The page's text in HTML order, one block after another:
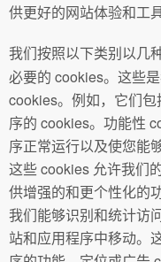
供更好的网站体验和工具
我们按照以下类别以几
必要的 cookies。这些
cookies。例如，它们
序的 cookies。功能性
序正常运行以及使您能
这些 cookies 允许我们
供增强的和更个性化的
我们能够识别和统计访
站和应用程序中移动。